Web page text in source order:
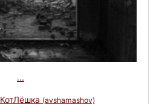
...
КотЛёшка (avshamashov)